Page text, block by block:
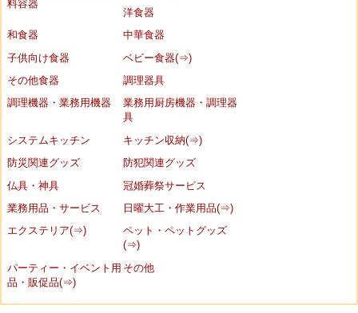
料容器
洋食器
和食器
中華食器
子供向け食器
ベビー食器(⇒)
その他食器
調理器具
調理機器・業務用機器
業務用厨房機器・調理器
具
システムキッチン
キッチン収納(⇒)
防災関連グッズ
防犯関連グッズ
仏具・神具
冠婚葬祭サービス
業務用品・サービス
日曜大工・作業用品(⇒)
エクステリア(⇒)
ペット・ペットグッズ
(⇒)
パーティー・イベント用
品・販促品(⇒)
その他